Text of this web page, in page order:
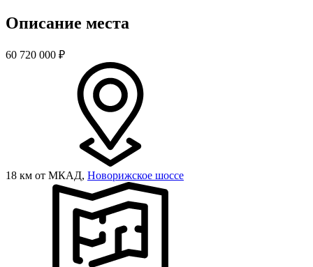
Описание места
60 720 000 ₽
18 км от МКАД, Новорижское шоссе